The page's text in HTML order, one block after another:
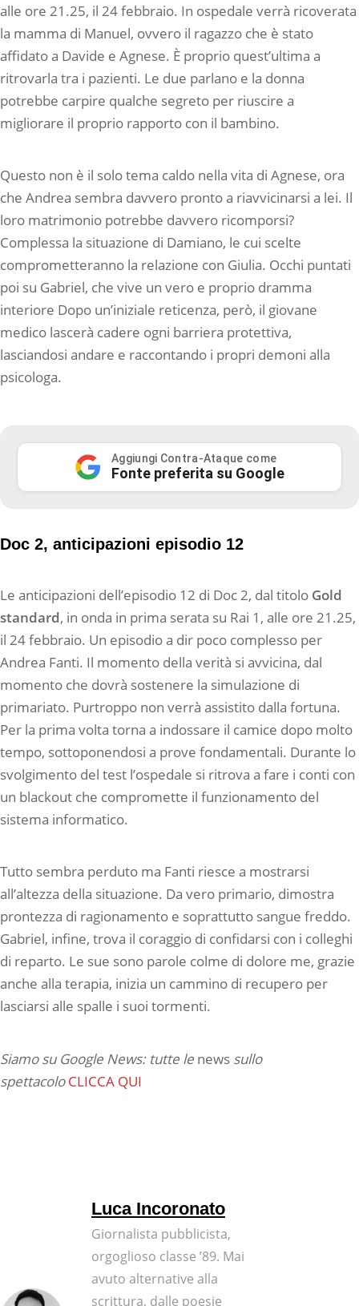
alle ore 21.25, il 24 febbraio. In ospedale verrà ricoverata
la mamma di Manuel, ovvero il ragazzo che è stato
affidato a Davide e Agnese. È proprio quest’ultima a
ritrovarla tra i pazienti. Le due parlano e la donna
potrebbe carpire qualche segreto per riuscire a
migliorare il proprio rapporto con il bambino.
Questo non è il solo tema caldo nella vita di Agnese, ora
che Andrea sembra davvero pronto a riavvicinarsi a lei. Il
loro matrimonio potrebbe davvero ricomporsi?
Complessa la situazione di Damiano, le cui scelte
comprometteranno la relazione con Giulia. Occhi puntati
poi su Gabriel, che vive un vero e proprio dramma
interiore Dopo un’iniziale reticenza, però, il giovane
medico lascerà cadere ogni barriera protettiva,
lasciandosi andare e raccontando i propri demoni alla
psicologa.
Aggiungi Contra-Ataque come
Fonte preferita su Google
Doc 2, anticipazioni episodio 12
Le anticipazioni dell’episodio 12 di Doc 2, dal titolo Gold
standard, in onda in prima serata su Rai 1, alle ore 21.25,
il 24 febbraio. Un episodio a dir poco complesso per
Andrea Fanti. Il momento della verità si avvicina, dal
momento che dovrà sostenere la simulazione di
primariato. Purtroppo non verrà assistito dalla fortuna.
Per la prima volta torna a indossare il camice dopo molto
tempo, sottoponendosi a prove fondamentali. Durante lo
svolgimento del test l’ospedale si ritrova a fare i conti con
un blackout che compromette il funzionamento del
sistema informatico.
Tutto sembra perduto ma Fanti riesce a mostrarsi
all’altezza della situazione. Da vero primario, dimostra
prontezza di ragionamento e soprattutto sangue freddo.
Gabriel, infine, trova il coraggio di confidarsi con i colleghi
di reparto. Le sue sono parole colme di dolore me, grazie
anche alla terapia, inizia un cammino di recupero per
lasciarsi alle spalle i suoi tormenti.
Siamo su Google News: tutte le news sullo
spettacoloCLICCA QUI
Luca Incoronato
Giornalista pubblicista,
orgoglioso classe ’89. Mai
avuto alternative alla
scrittura, dalle poesie